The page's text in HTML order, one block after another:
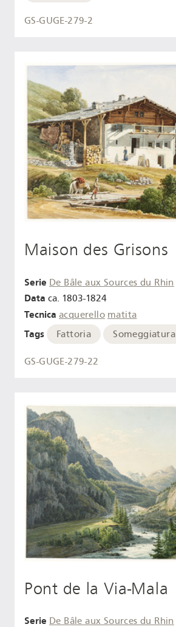
GS-GUGE-279-2
Maison des Grisons
Serie De Bâle aux Sources du Rhin
Data ca. 1803-1824
Tecnica acquerello matita
Tags Fattoria Someggiatura
GS-GUGE-279-22
Pont de la Via-Mala
Serie De Bâle aux Sources du Rhin